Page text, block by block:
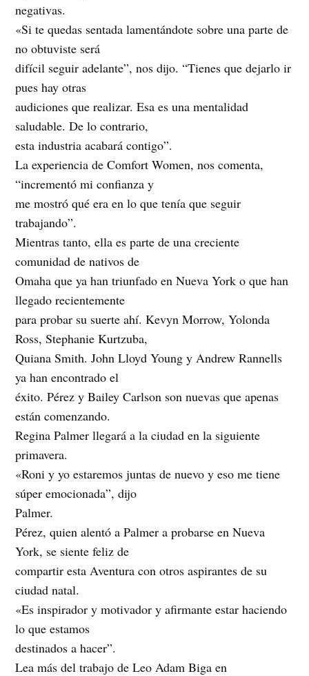
negativas.
«Si te quedas sentada lamentándote sobre una parte de
no obtuviste será
difícil seguir adelante”, nos dijo. “Tienes que dejarlo ir
pues hay otras
audiciones que realizar. Esa es una mentalidad
saludable. De lo contrario,
esta industria acabará contigo”.
La experiencia de Comfort Women, nos comenta,
“incrementó mi confianza y
me mostró qué era en lo que tenía que seguir
trabajando”.
Mientras tanto, ella es parte de una creciente
comunidad de nativos de
Omaha que ya han triunfado en Nueva York o que han
llegado recientemente
para probar su suerte ahí. Kevyn Morrow, Yolonda
Ross, Stephanie Kurtzuba,
Quiana Smith. John Lloyd Young y Andrew Rannells
ya han encontrado el
éxito. Pérez y Bailey Carlson son nuevas que apenas
están comenzando.
Regina Palmer llegará a la ciudad en la siguiente
primavera.
«Roni y yo estaremos juntas de nuevo y eso me tiene
súper emocionada”, dijo
Palmer.
Pérez, quien alentó a Palmer a probarse en Nueva
York, se siente feliz de
compartir esta Aventura con otros aspirantes de su
ciudad natal.
«Es inspirador y motivador y afirmante estar haciendo
lo que estamos
destinados a hacer”.
Lea más del trabajo de Leo Adam Biga en